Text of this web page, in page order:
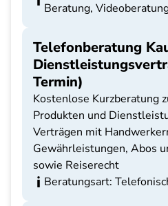
Beratung,
Telefonberatung
Termin)
Kostenlose Kurzberatung
Produkten und
Verträgen mit
Gewährleistungen, Abos
sowie Reiserecht
Beratungsart: